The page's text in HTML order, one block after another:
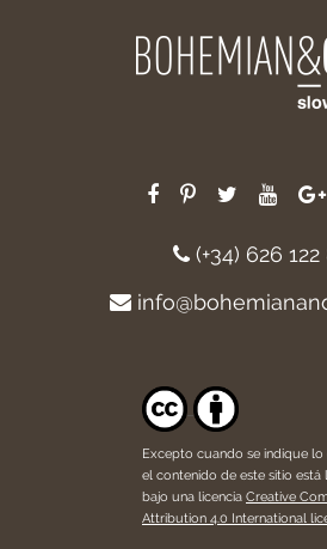
(+34) 626
Excepto cuando se indique lo
el contenido de este sitio está
bajo una licencia Creative
Attribution 4.0 International